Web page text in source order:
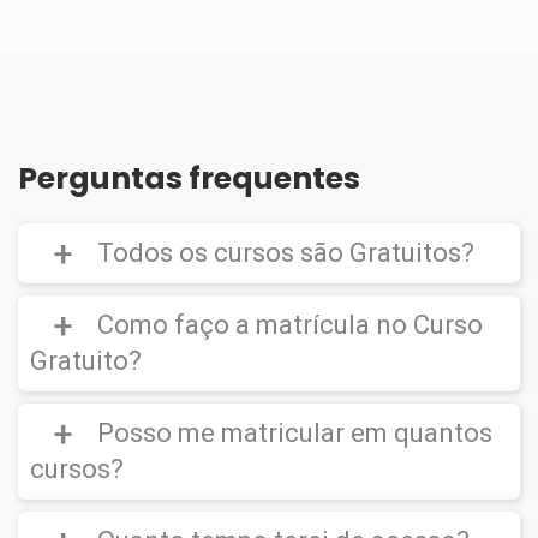
Perguntas frequentes
Todos os cursos são Gratuitos?
Curso Gratuito,porém caso deseje emitir o
Certificado Digital é cobrado uma taxa de
Como faço a matrícula no Curso
Gratuito?
CLIQUE AQUI para ver um vídeo de como
efetuar a matrícula em um
Posso me matricular em quantos
cursos?